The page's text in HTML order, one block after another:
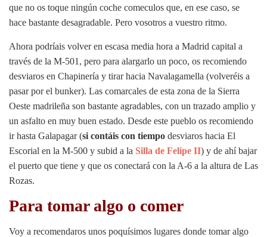
que no os toque ningún coche comeculos que, en ese caso, se
hace bastante desagradable. Pero vosotros a vuestro ritmo.
Ahora podríais volver en escasa media hora a Madrid capital a
través de la M-501, pero para alargarlo un poco, os recomiendo
desviaros en Chapinería y tirar hacia Navalagamella (volveréis a
pasar por el bunker). Las comarcales de esta zona de la Sierra
Oeste madrileña son bastante agradables, con un trazado amplio y
un asfalto en muy buen estado. Desde este pueblo os recomiendo
ir hasta Galapagar (si contáis con tiempo desviaros hacia El
Escorial en la M-500 y subid a la Silla de Felipe II) y de ahí bajar
el puerto que tiene y que os conectará con la A-6 a la altura de Las
Rozas.
Para tomar algo o comer
Voy a recomendaros unos poquísimos lugares donde tomar algo